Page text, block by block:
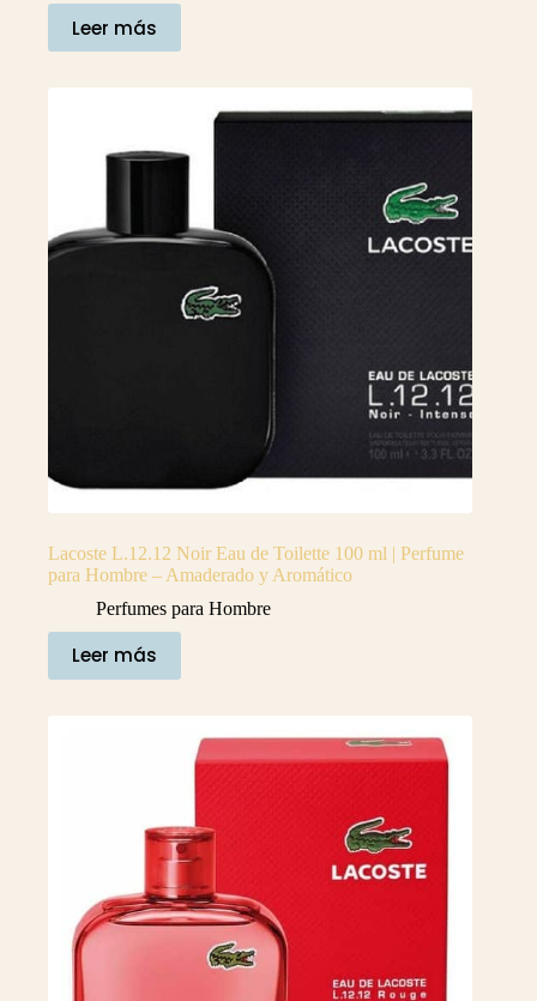
Leer más
Lacoste L.12.12 Noir Eau de Toilette 100 ml | Perfume
para Hombre – Amaderado y Aromático
Perfumes para Hombre
Leer más